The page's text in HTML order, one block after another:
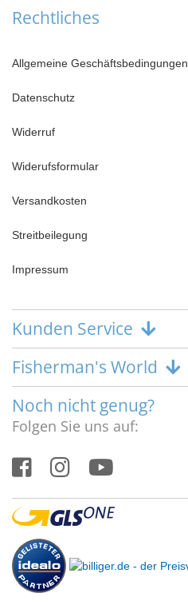
Rechtliches
Allgemeine Geschäftsbedingungen
Datenschutz
Widerruf
Widerufsformular
Versandkosten
Streitbeilegung
Impressum
Kunden Service
Fisherman's World
Noch nicht genug?
Folgen Sie uns auf: